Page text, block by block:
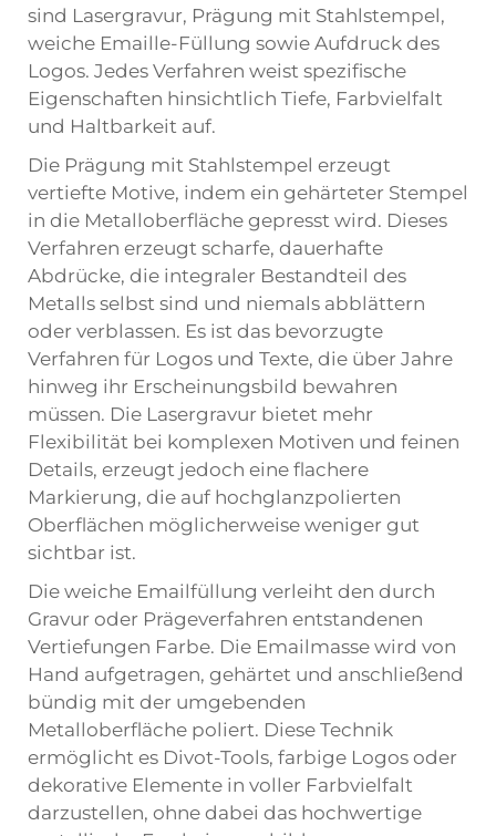
sind Lasergravur, Prägung mit Stahlstempel,
weiche Emaille-Füllung sowie Aufdruck des
Logos. Jedes Verfahren weist spezifische
Eigenschaften hinsichtlich Tiefe, Farbvielfalt
und Haltbarkeit auf.
Die Prägung mit Stahlstempel erzeugt
vertiefte Motive, indem ein gehärteter Stempel
in die Metalloberfläche gepresst wird. Dieses
Verfahren erzeugt scharfe, dauerhafte
Abdrücke, die integraler Bestandteil des
Metalls selbst sind und niemals abblättern
oder verblassen. Es ist das bevorzugte
Verfahren für Logos und Texte, die über Jahre
hinweg ihr Erscheinungsbild bewahren
müssen. Die Lasergravur bietet mehr
Flexibilität bei komplexen Motiven und feinen
Details, erzeugt jedoch eine flachere
Markierung, die auf hochglanzpolierten
Oberflächen möglicherweise weniger gut
sichtbar ist.
Die weiche Emailfüllung verleiht den durch
Gravur oder Prägeverfahren entstandenen
Vertiefungen Farbe. Die Emailmasse wird von
Hand aufgetragen, gehärtet und anschließend
bündig mit der umgebenden
Metalloberfläche poliert. Diese Technik
ermöglicht es Divot-Tools, farbige Logos oder
dekorative Elemente in voller Farbvielfalt
darzustellen, ohne dabei das hochwertige